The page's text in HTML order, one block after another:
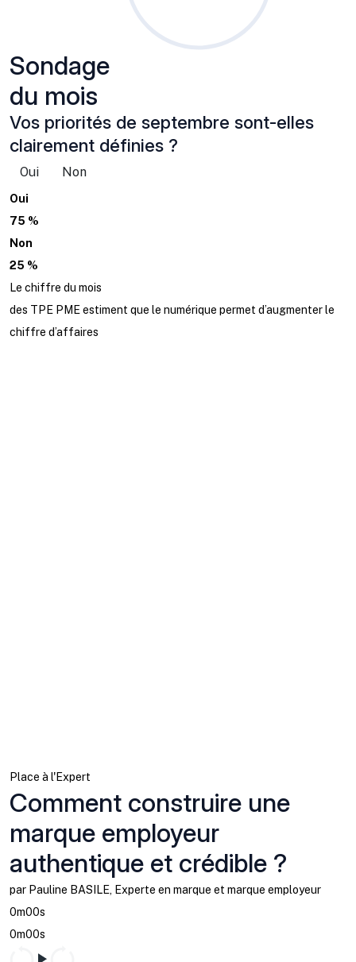
Sondage
du mois
Vos priorités de septembre sont-elles
clairement définies ?
Oui Non
Oui
75 %
Non
25 %
Le chiffre du mois
des TPE PME estiment que le numérique permet d’augmenter le
chiffre d’affaires
Place à l'Expert
Comment construire une
marque employeur
authentique et crédible ?
par Pauline BASILE, Experte en marque et marque employeur
0m00s
0m00s